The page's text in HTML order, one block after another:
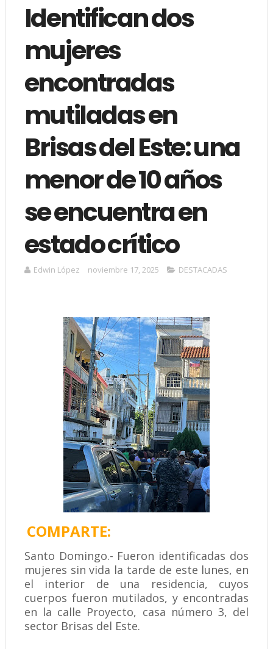
Identifican dos
mujeres
encontradas
mutiladas en
Brisas del Este: una
menor de 10 años
se encuentra en
estado crítico
Edwin López noviembre 17, 2025 DESTACADAS
COMPARTE:
Santo Domingo.- Fueron identificadas dos
mujeres sin vida la tarde de este lunes, en
el interior de una residencia, cuyos
cuerpos fueron mutilados, y encontradas
en la calle Proyecto, casa número 3, del
sector Brisas del Este.